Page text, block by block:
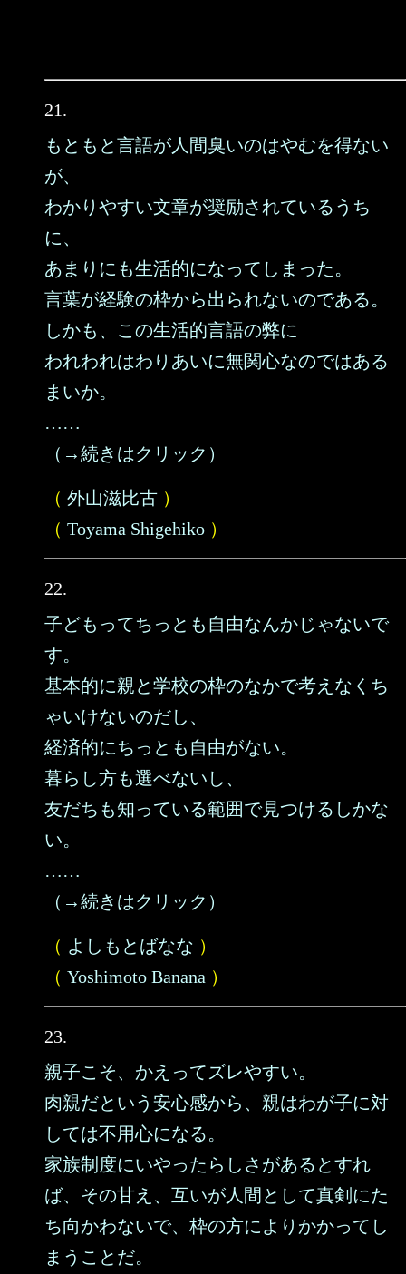
21.
もともと言語が人間臭いのはやむを得ない
が、
わかりやすい文章が奨励されているうち
に、
あまりにも生活的になってしまった。
言葉が経験の枠から出られないのである。
しかも、この生活的言語の弊に
われわれはわりあいに無関心なのではある
まいか。
……
（→続きはクリック）
（ 外山滋比古 ）
（ Toyama Shigehiko ）
22.
子どもってちっとも自由なんかじゃないで
す。
基本的に親と学校の枠のなかで考えなくち
ゃいけないのだし、
経済的にちっとも自由がない。
暮らし方も選べないし、
友だちも知っている範囲で見つけるしかな
い。
……
（→続きはクリック）
（ よしもとばなな ）
（ Yoshimoto Banana ）
23.
親子こそ、かえってズレやすい。
肉親だという安心感から、親はわが子に対
しては不用心になる。
家族制度にいやったらしさがあるとすれ
ば、その甘え、互いが人間として真剣にた
ち向かわないで、枠の方によりかかってし
まうことだ。